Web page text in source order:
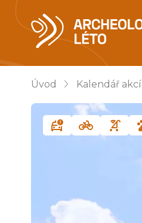
Úvod Kalendář akcí